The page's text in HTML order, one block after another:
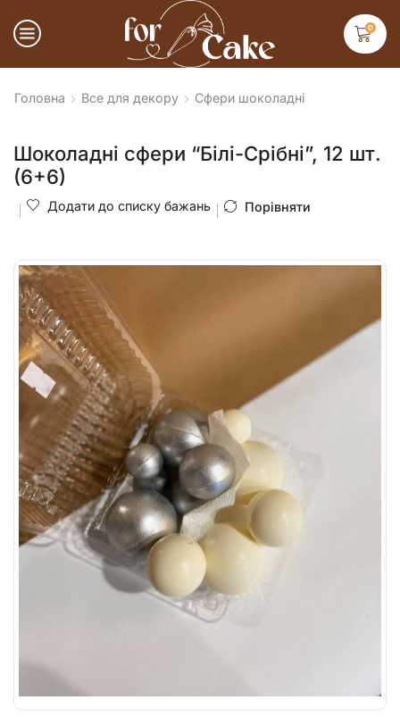
0
Головна Все для декору Сфери шоколадні
Шоколадні сфери “Білі-Срібні”, 12 шт.
(6+6)
Додати до списку бажань Порівняти